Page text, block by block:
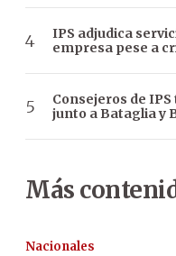
IPS adjudica
empresa pese a
Consejeros de
junto a Bataglia y
Más
Nacionales